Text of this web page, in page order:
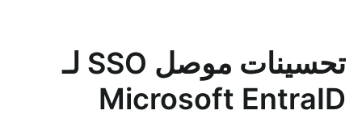
تحسينات موصل SSO لـ
Microsoft EntraID